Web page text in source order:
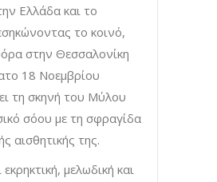
Ελλάδα και το
το κοινό,
στην Θεσσαλονίκη
18 Νοεμβρίου
τη σκηνή του Μύλου
σόου με τη σφραγίδα
αισθητικής της.
μελωδική και